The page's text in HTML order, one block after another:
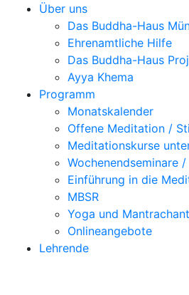
Über uns
Das Buddha-Haus
Ehrenamtliche Hilfe
Das Buddha-Haus
Ayya Khema
Programm
Monatskalender
Offene Meditation /
Meditationskurse
Wochenendseminare
Einführung in die
MBSR
Yoga und
Onlineangebote
Lehrende